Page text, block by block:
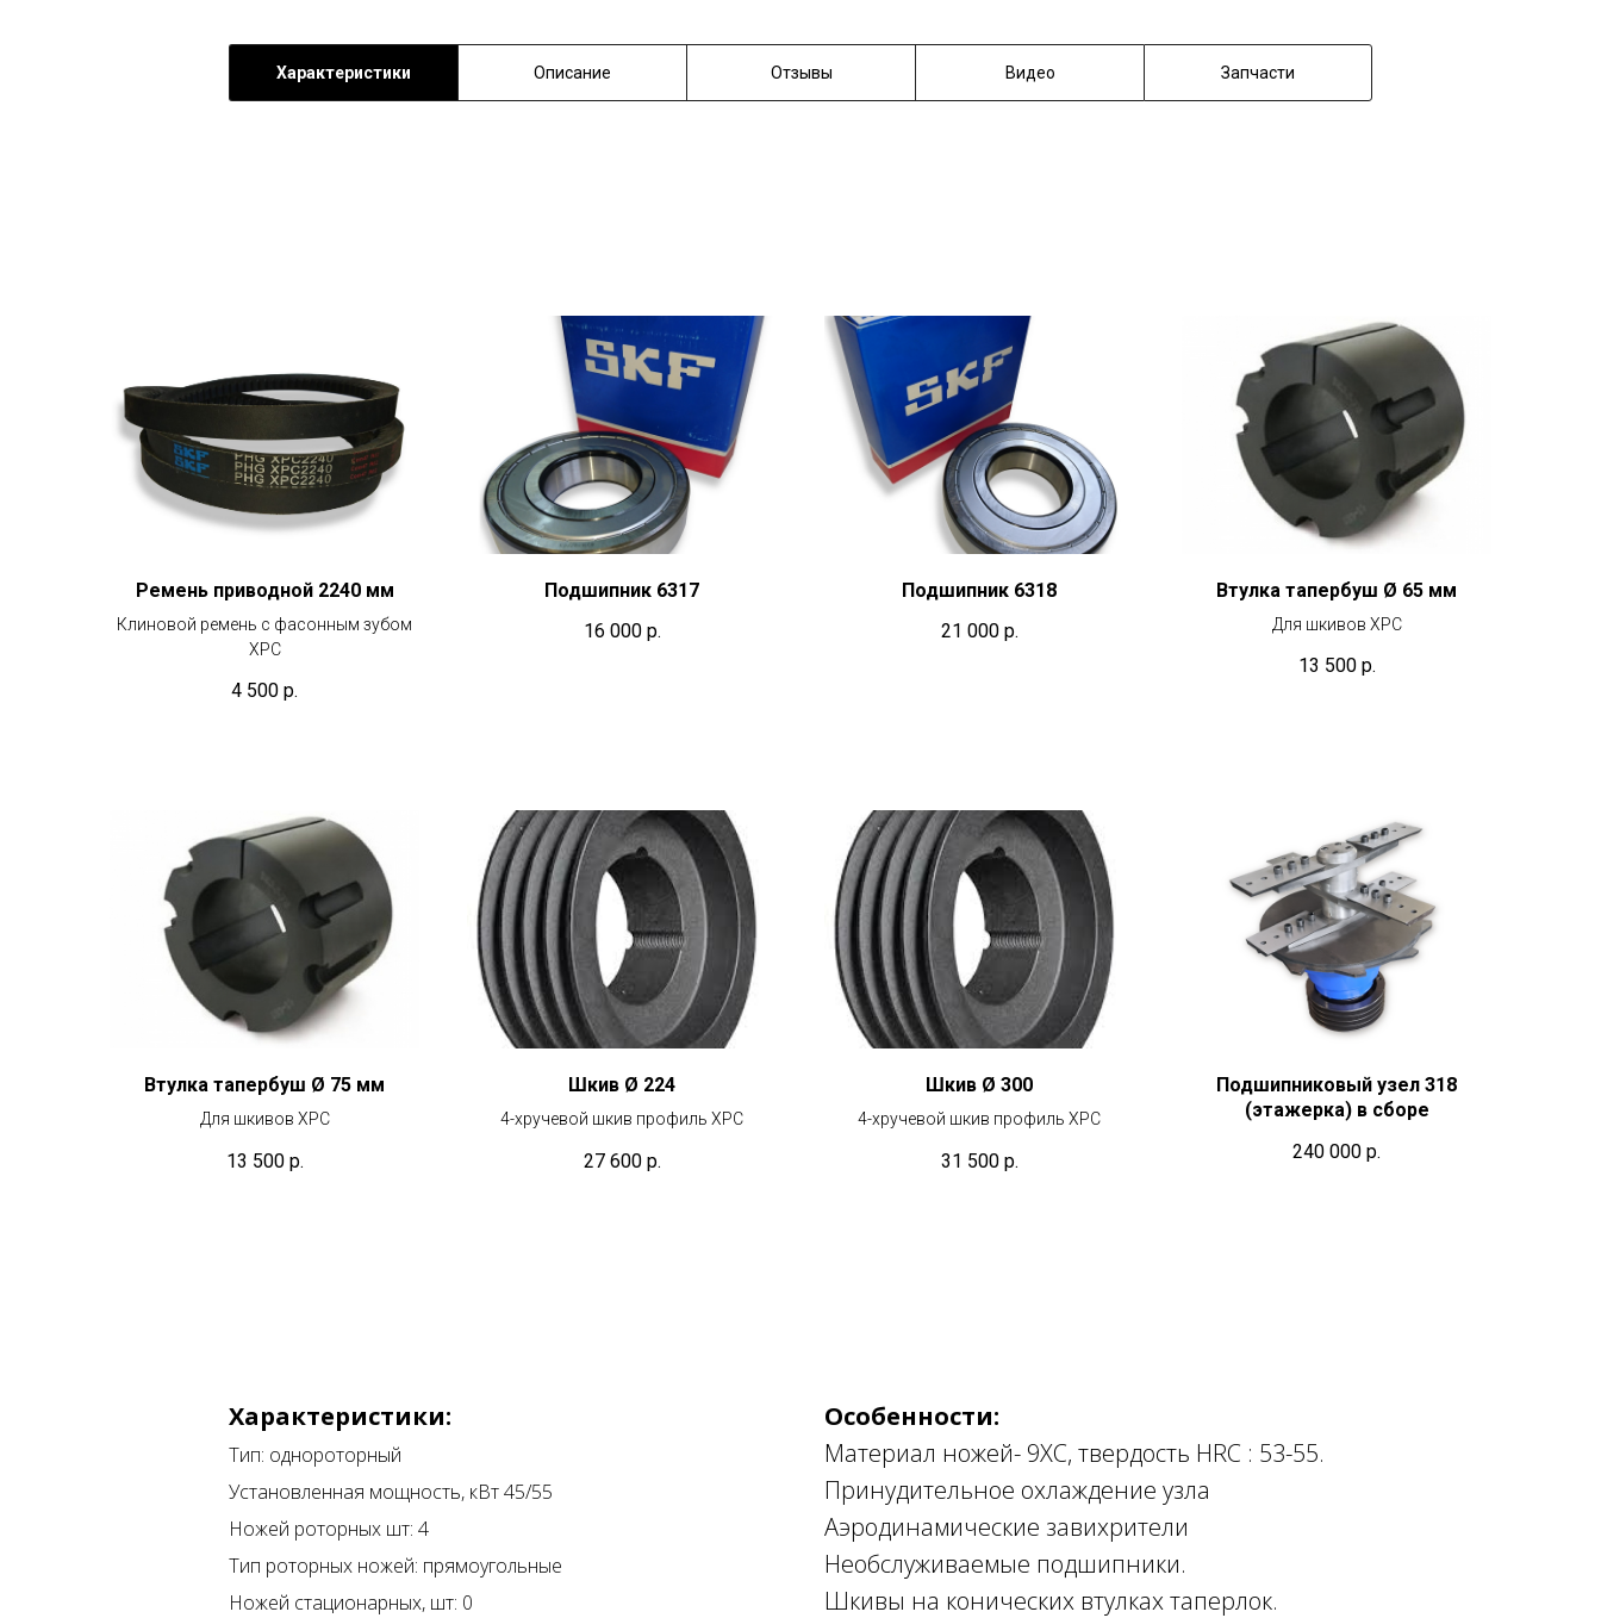
Характеристики Описание Отзывы Видео Запчасти
Ремень приводной 2240 мм
Клиновой ремень с фасонным зубом
XPС
4 500 р.
Подшипник 6317
16 000 р.
Подшипник 6318
21 000 р.
Втулка тапербуш Ø 65 мм
Для шкивов XPС
13 500 р.
Втулка тапербуш Ø 75 мм
Для шкивов XPС
13 500 р.
Шкив Ø 224
4-хручевой шкив профиль XPC
27 600 р.
Шкив Ø 300
4-хручевой шкив профиль XPC
31 500 р.
Подшипниковый узел 318
(этажерка) в сборе
240 000 р.
Характеристики:
Тип: однороторный
Установленная мощность, кВт 45/55
Ножей роторных шт: 4
Тип роторных ножей: прямоугольные
Ножей стационарных, шт: 0
Особенности:
Материал ножей- 9ХС, твердость HRC : 53-55.
Принудительное охлаждение узла
Аэродинамические завихрители
Необслуживаемые подшипники.
Шкивы на конических втулках таперлок.